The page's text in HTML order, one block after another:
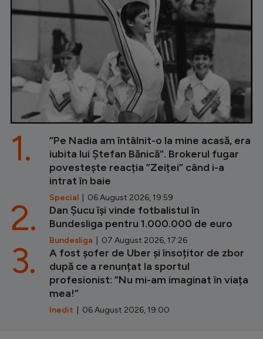
”Pe Nadia am întâlnit-o la mine acasă, era
iubita lui Ștefan Bănică”. Brokerul fugar
povestește reacția ”Zeiței” când i-a
intrat în baie
Special | 06 August 2026, 19:59
1.
Dan Șucu își vinde fotbalistul în
Bundesliga pentru 1.000.000 de euro
Bundesliga | 07 August 2026, 17:26
2.
A fost șofer de Uber și însoțitor de zbor
după ce a renunțat la sportul
profesionist: ”Nu mi-am imaginat în viața
mea!”
Inedit | 06 August 2026, 19:00
3.